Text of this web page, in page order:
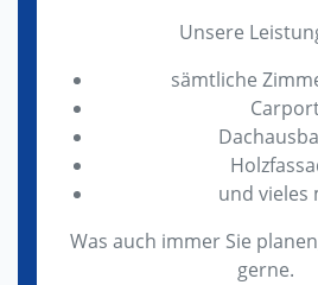
Unsere
sämtliche
und vieles
Was auch immer Sie
gerne.